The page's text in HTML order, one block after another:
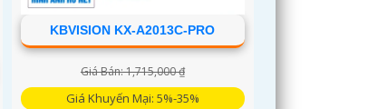
KBVISION KX-A2013C-PRO
Giá Bán: 1,715,000 ₫
Giá Khuyến Mại: 5%-35%